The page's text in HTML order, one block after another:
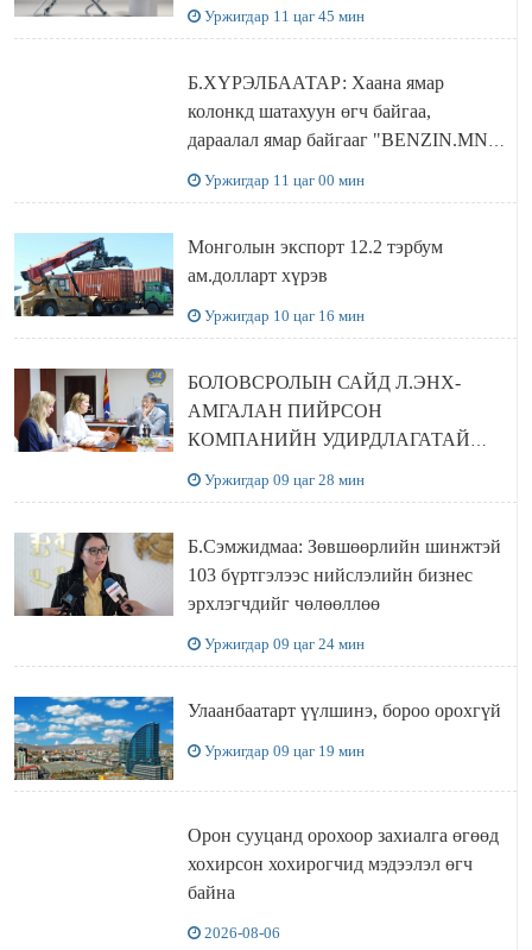
Уржигдар 11 цаг 45 мин
Б.ХҮРЭЛБААТАР: Хаана ямар
колонкд шатахуун өгч байгаа,
дараалал ямар байгааг "BENZIN.MN”
Уржигдар 11 цаг 00 мин
Монголын экспорт 12.2 тэрбум
ам.долларт хүрэв
Уржигдар 10 цаг 16 мин
БОЛОВСРОЛЫН САЙД Л.ЭНХ-
АМГАЛАН ПИЙРСОН
КОМПАНИЙН УДИРДЛАГАТАЙ
Уржигдар 09 цаг 28 мин
Б.Сэмжидмаа: Зөвшөөрлийн шинжтэй
103 бүртгэлээс нийслэлийн бизнес
эрхлэгчдийг чөлөөллөө
Уржигдар 09 цаг 24 мин
Улаанбаатарт үүлшинэ, бороо орохгүй
Уржигдар 09 цаг 19 мин
Орон сууцанд орохоор захиалга өгөөд
хохирсон хохирогчид мэдээлэл өгч
байна
2026-08-06